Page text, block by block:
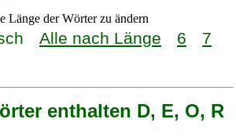
Länge der Wörter zu ändern
Alle nach Länge 6
7
enthalten D, E, O, R